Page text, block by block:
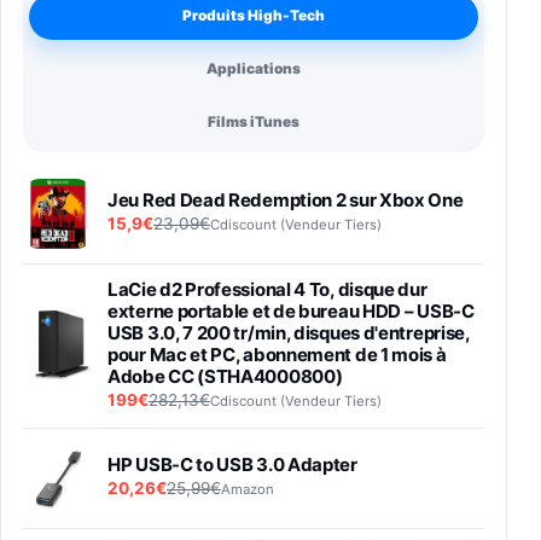
Produits High-Tech
Applications
Films iTunes
Jeu Red Dead Redemption 2 sur Xbox One
15,9€23,09€Cdiscount (Vendeur Tiers)
LaCie d2 Professional 4 To, disque dur
externe portable et de bureau HDD – USB-C
USB 3.0, 7 200 tr/min, disques d'entreprise,
pour Mac et PC, abonnement de 1 mois à
Adobe CC (STHA4000800)
199€282,13€Cdiscount (Vendeur Tiers)
HP USB-C to USB 3.0 Adapter
20,26€25,99€Amazon